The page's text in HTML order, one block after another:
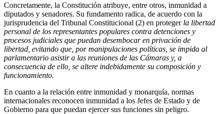
Concretamente, la Constitución atribuye, entre otros, inmunidad a
diputados y senadores. Su fundamento radica, de acuerdo con la
jurisprudencia del Tribunal Constitucional (2) en proteger la libertad
personal de los representantes populares contra detenciones y
procesos judiciales que puedan desembocar en privación de
libertad, evitando que, por manipulaciones políticas, se impida al
parlamentario asistir a las reuniones de las Cámaras y, a
consecuencia de ello, se altere indebidamente su composición y
funcionamiento.
En cuanto a la relación entre inmunidad y monarquía, normas
internacionales reconocen inmunidad a los Jefes de Estado y de
Gobierno para que puedan ejercer sus funciones sin peligro.